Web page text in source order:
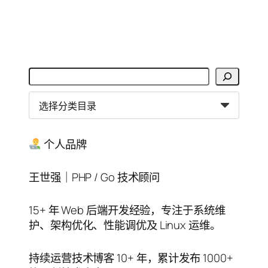
搜
索
分
录 个人品牌
王世强｜PHP / Go 技术顾问
15+ 年 Web 后端开发经验，专注于系统维
护、架构优化、性能调优及 Linux 运维。
持续运营技术博客 10+ 年，累计发布 1000+